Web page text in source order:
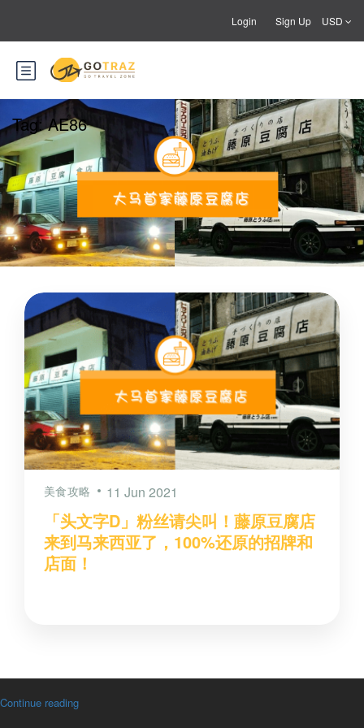
Login Sign Up USD
Tag:AE86
美食攻略 11 Jun 2021
「头文字D」粉丝请尖叫！藤原豆腐店
来到马来西亚了，100%还原的招牌和
店面！
Continue reading